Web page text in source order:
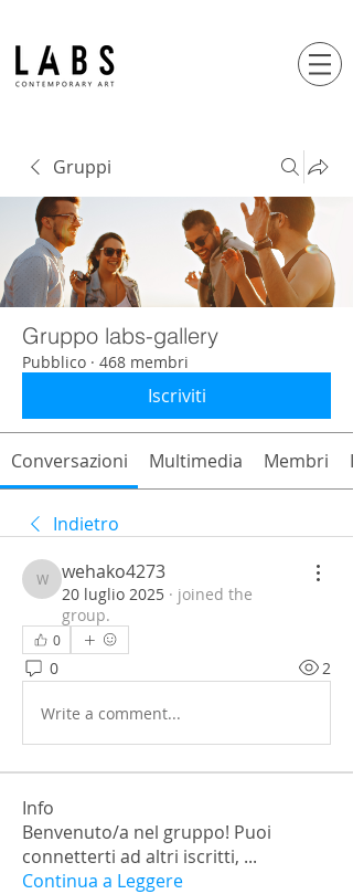
Gruppi
Gruppo labs-gallery
Pubblico · 468 membri
Iscriviti
Conversazioni Multimedia Membri
Indietro
wehako4273
wehako4273
20 luglio 2025 · joined the
group.
0
0 2
Write a comment...
Info
Benvenuto/a nel gruppo! Puoi
connetterti ad altri iscritti, ...
Continua a Leggere